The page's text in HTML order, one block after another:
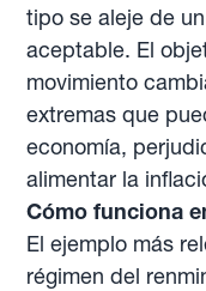
tipo se aleje de
aceptable. El
movimiento
extremas que
economía,
alimentar la
Cómo funciona
El ejemplo más
régimen del